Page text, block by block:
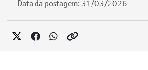
Data da postagem: 31/03/2026